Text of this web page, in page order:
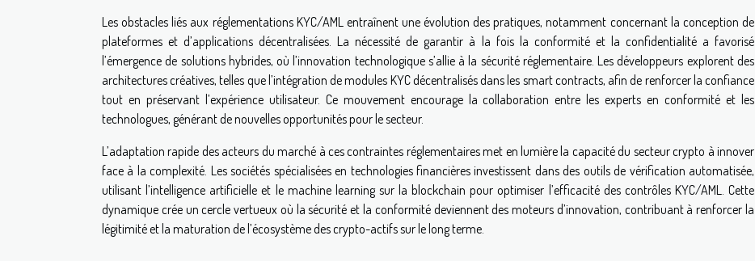
Les obstacles liés aux réglementations KYC/AML entraînent une évolution des pratiques, notamment concernant la conception de
plateformes et d’applications décentralisées. La nécessité de garantir à la fois la conformité et la confidentialité a favorisé
l’émergence de solutions hybrides, où l’innovation technologique s’allie à la sécurité réglementaire. Les développeurs explorent des
architectures créatives, telles que l’intégration de modules KYC décentralisés dans les smart contracts, afin de renforcer la confiance
tout en préservant l’expérience utilisateur. Ce mouvement encourage la collaboration entre les experts en conformité et les
technologues, générant de nouvelles opportunités pour le secteur.
L’adaptation rapide des acteurs du marché à ces contraintes réglementaires met en lumière la capacité du secteur crypto à innover
face à la complexité. Les sociétés spécialisées en technologies financières investissent dans des outils de vérification automatisée,
utilisant l’intelligence artificielle et le machine learning sur la blockchain pour optimiser l’efficacité des contrôles KYC/AML. Cette
dynamique crée un cercle vertueux où la sécurité et la conformité deviennent des moteurs d’innovation, contribuant à renforcer la
légitimité et la maturation de l’écosystème des crypto-actifs sur le long terme.